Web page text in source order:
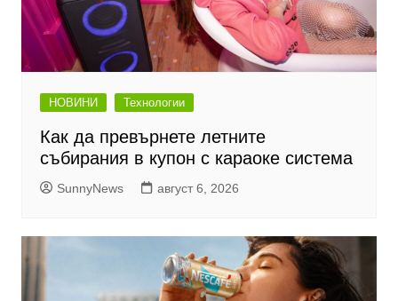
НОВИНИ Технологии
Как да превърнете летните
събирания в купон с караоке система
SunnyNews август 6, 2026